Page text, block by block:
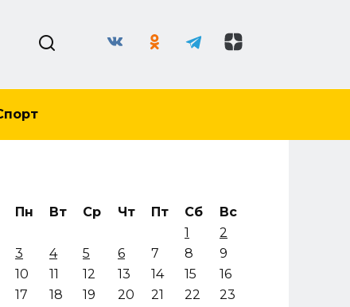
Пн Вт Ср Чт Пт Сб
Вс
1
2
3
4 5 6 7 8
9
10
11 12 13 14 15
16
17
18 19 20 21 22
23